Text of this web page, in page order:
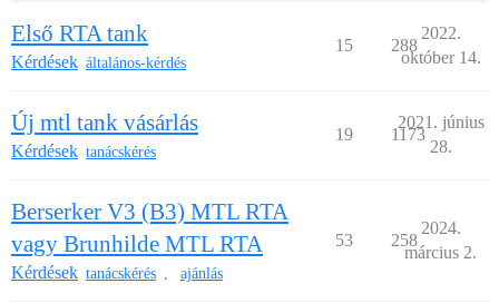
Első RTA tank
Kérdések általános-kérdés
15 288
2022.
október 14.
Új mtl tank vásárlás
Kérdések tanácskérés
19 1173
2021. június
28.
Berserker V3 (B3) MTL RTA
vagy Brunhilde MTL RTA
Kérdések tanácskérés , ajánlás
53 258
2024.
március 2.